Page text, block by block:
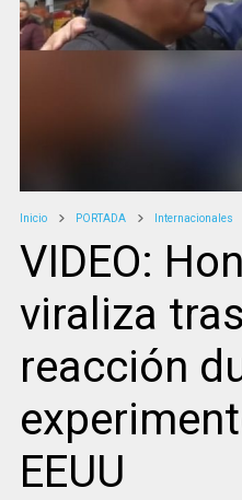
Inicio PORTADA Internacionales
VIDEO:
viraliza
reacción
EEUU